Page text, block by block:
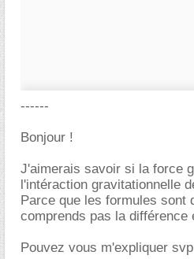
------
Bonjour !
J'aimerais savoir si la force
l'intéraction gravitationnelle
Parce que les formules sont
comprends pas la différence
Pouvez vous m'expliquer